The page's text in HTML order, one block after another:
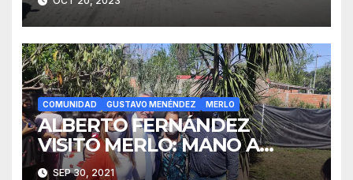
COMUNIDAD GUSTAVO MENÉNDEZ MERLO
ALBERTO FERNÁNDEZ
VISITÓ MERLO: MANO A
MANO CON LOS VECINOS
SEP 30, 2021